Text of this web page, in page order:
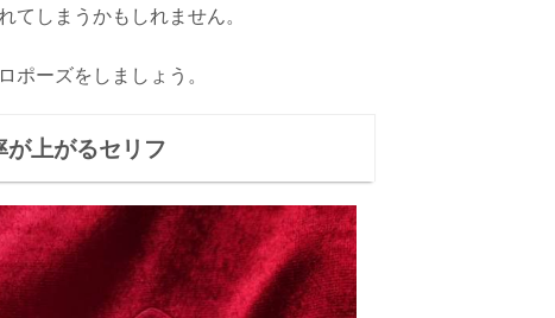
しまうかもしれません。
ーズをしましょう。
上がるセリフ